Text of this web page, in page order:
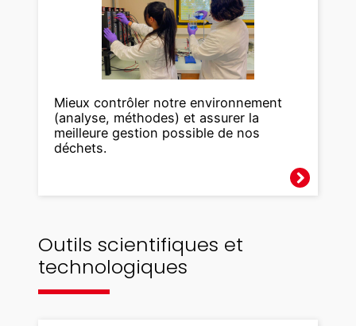
Mieux contrôler notre environnement
(analyse, méthodes) et assurer la
meilleure gestion possible de nos
déchets.
Outils scientifiques et
technologiques